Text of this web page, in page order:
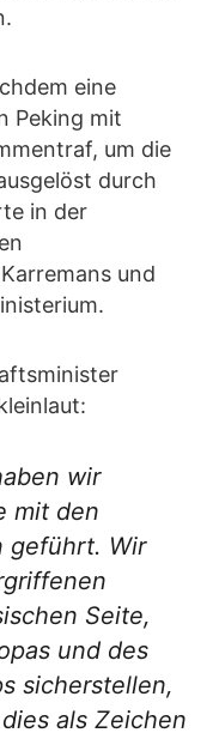
eine
Peking mit
um die
durch
in der
und
wir
mit den
geführt. Wir
Seite,
und des
sicherstellen,
als Zeichen